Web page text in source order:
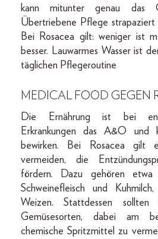
kann mitunter genau das
Übertriebene Pflege
Bei Rosacea gilt: weniger ist
besser. Lauwarmes Wasser ist
täglichen Pflegeroutine
MEDICAL FOOD GEGEN
Die Ernährung ist bei
Erkrankungen das A&O und
bewirken. Bei Rosacea gilt
vermeiden, die
fördern. Dazu gehören
Schweinefleisch und
Weizen. Stattdessen
Gemüsesorten, dabei am
chemische Spritzmittel zu